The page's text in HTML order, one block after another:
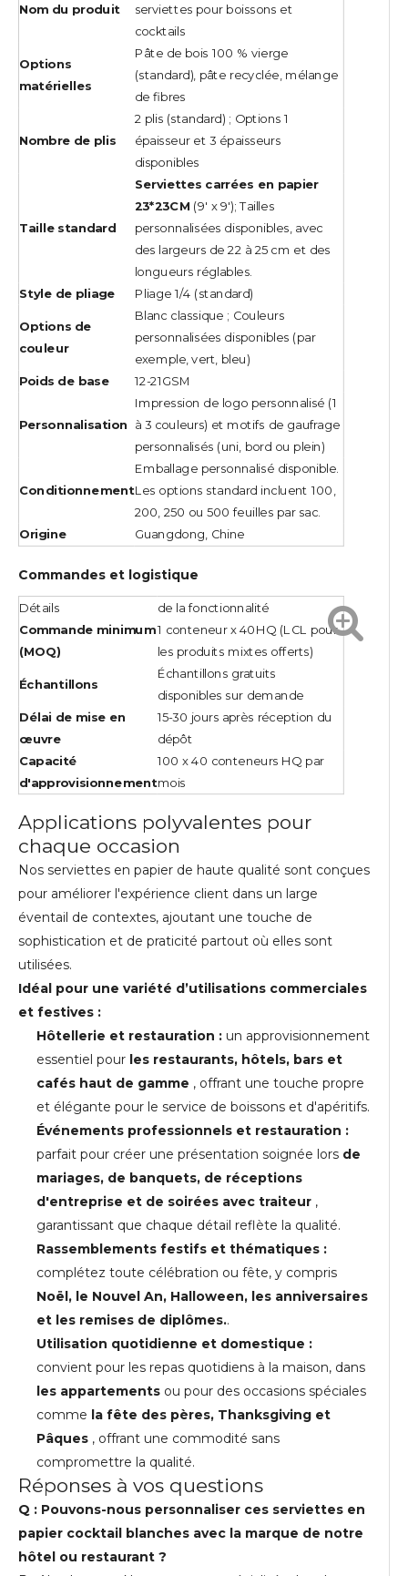
Nom du produit serviettes pour boissons et
cocktails
Options
matérielles
Pâte de bois 100 % vierge
(standard), pâte recyclée, mélange
de fibres
Nombre de plis
2 plis (standard) ; Options 1
épaisseur et 3 épaisseurs
disponibles
Taille standard
Serviettes carrées en papier
23*23CM (9' x 9'); Tailles
personnalisées disponibles, avec
des largeurs de 22 à 25 cm et des
longueurs réglables.
Style de pliage Pliage 1/4 (standard)
Options de
couleur
Blanc classique ; Couleurs
personnalisées disponibles (par
exemple, vert, bleu)
Poids de base 12-21GSM
Personnalisation
Impression de logo personnalisé (1
à 3 couleurs) et motifs de gaufrage
personnalisés (uni, bord ou plein)
Conditionnement
Emballage personnalisé disponible.
Les options standard incluent 100,
200, 250 ou 500 feuilles par sac.
Origine
Guangdong, Chine
Commandes et logistique
Détails de la fonctionnalité
Commande minimum
(MOQ)
1 conteneur x 40HQ (LCL pour
les produits mixtes offerts)
Échantillons
Échantillons gratuits
disponibles sur demande
Délai de mise en
œuvre
15-30 jours après réception du
dépôt
Capacité
d'approvisionnement
100 x 40 conteneurs HQ par
mois
Applications polyvalentes pour
chaque occasion
Nos serviettes en papier de haute qualité sont conçues
pour améliorer l'expérience client dans un large
éventail de contextes, ajoutant une touche de
sophistication et de praticité partout où elles sont
utilisées.
Idéal pour une variété d’utilisations commerciales
et festives :
Hôtellerie et restauration : un approvisionnement
essentiel pour les restaurants, hôtels, bars et
cafés haut de gamme , offrant une touche propre
et élégante pour le service de boissons et d'apéritifs.
Événements professionnels et restauration :
parfait pour créer une présentation soignée lors de
mariages, de banquets, de réceptions
d'entreprise et de soirées avec traiteur ,
garantissant que chaque détail reflète la qualité.
Rassemblements festifs et thématiques :
complétez toute célébration ou fête, y compris
Noël, le Nouvel An, Halloween, les anniversaires
et les remises de diplômes..
Utilisation quotidienne et domestique :
convient pour les repas quotidiens à la maison, dans
les appartements ou pour des occasions spéciales
comme la fête des pères, Thanksgiving et
Pâques , offrant une commodité sans
compromettre la qualité.
Réponses à vos questions
Q : Pouvons-nous personnaliser ces serviettes en
papier cocktail blanches avec la marque de notre
hôtel ou restaurant ?